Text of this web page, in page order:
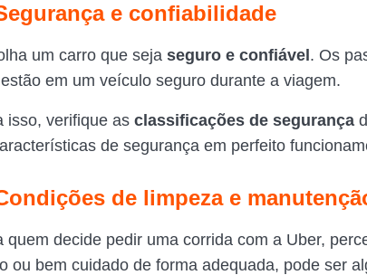
e confiabilidade
um carro que seja seguro e confiável . Os
em um veículo seguro durante a viagem.
isso, verifique as classificações de segurança
de segurança em perfeito
de limpeza e
quem decide pedir uma corrida com a Uber,
ou bem cuidado de forma adequada, pode ser